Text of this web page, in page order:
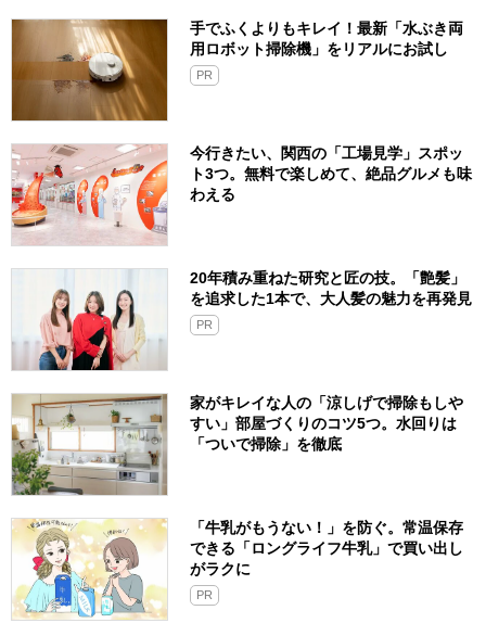
手でふくよりもキレイ！最新「水ぶき両
用ロボット掃除機」をリアルにお試し
PR
今行きたい、関西の「工場見学」スポッ
ト3つ。無料で楽しめて、絶品グルメも味
わえる
20年積み重ねた研究と匠の技。「艶髪」
を追求した1本で、大人髪の魅力を再発見
PR
家がキレイな人の「涼しげで掃除もしや
すい」部屋づくりのコツ5つ。水回りは
「ついで掃除」を徹底
「牛乳がもうない！」を防ぐ。常温保存
できる「ロングライフ牛乳」で買い出し
がラクに
PR